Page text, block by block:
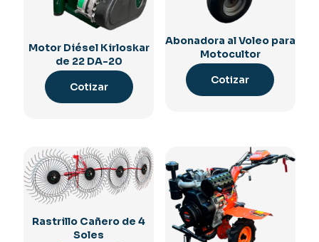
Motor Diésel Kirloskar
de 22 DA-20
Cotizar
Abonadora al Voleo para
Motocultor
Cotizar
Rastrillo Cañero de 4
Soles